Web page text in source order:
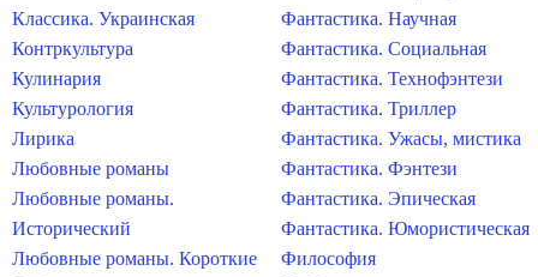
Классика. Украинская
Контркультура
Кулинария
Культурология
Лирика
Любовные романы
Любовные романы.
Исторический
Любовные романы. Короткие
Фантастика. Научная
Фантастика. Социальная
Фантастика. Технофэнтези
Фантастика. Триллер
Фантастика. Ужасы, мистика
Фантастика. Фэнтези
Фантастика. Эпическая
Фантастика. Юмористическая
Философия